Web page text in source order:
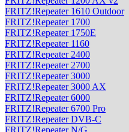
FRITZ!Repeater 1610 Outdoor
FRITZ!Repeater 1700
FRITZ!Repeater 1750E
FRITZ!Repeater 1160
FRITZ!Repeater 2400
FRITZ!Repeater 2700
FRITZ!Repeater 3000
FRITZ!Repeater 3000 AX
FRITZ!Repeater 6000
FRITZ!Repeater 6700 Pro
FRITZ!Repeater DVB-C
FRITZ!Repeater N/G